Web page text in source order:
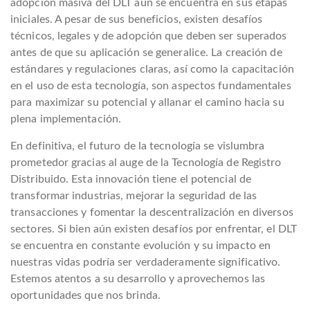
adopción masiva del DLT aún se encuentra en sus etapas
iniciales. A pesar de sus beneficios, existen desafíos
técnicos, legales y de adopción que deben ser superados
antes de que su aplicación se generalice. La creación de
estándares y regulaciones claras, así como la capacitación
en el uso de esta tecnología, son aspectos fundamentales
para maximizar su potencial y allanar el camino hacia su
plena implementación.
En definitiva, el futuro de la tecnología se vislumbra
prometedor gracias al auge de la Tecnología de Registro
Distribuido. Esta innovación tiene el potencial de
transformar industrias, mejorar la seguridad de las
transacciones y fomentar la descentralización en diversos
sectores. Si bien aún existen desafíos por enfrentar, el DLT
se encuentra en constante evolución y su impacto en
nuestras vidas podría ser verdaderamente significativo.
Estemos atentos a su desarrollo y aprovechemos las
oportunidades que nos brinda.